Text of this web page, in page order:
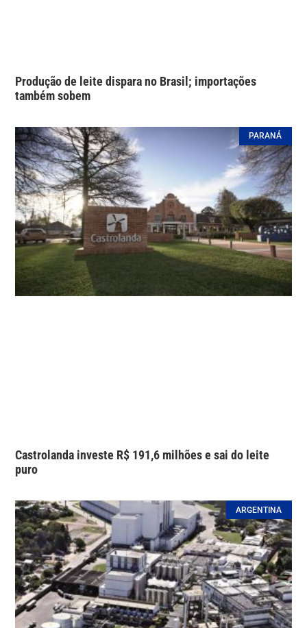
Produção de leite dispara no Brasil; importações
também sobem
PARANÁ
Castrolanda investe R$ 191,6 milhões e sai do leite
puro
ARGENTINA